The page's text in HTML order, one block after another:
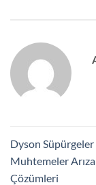
Dyson Süpürgeler
Muhtemeler
Çözümleri